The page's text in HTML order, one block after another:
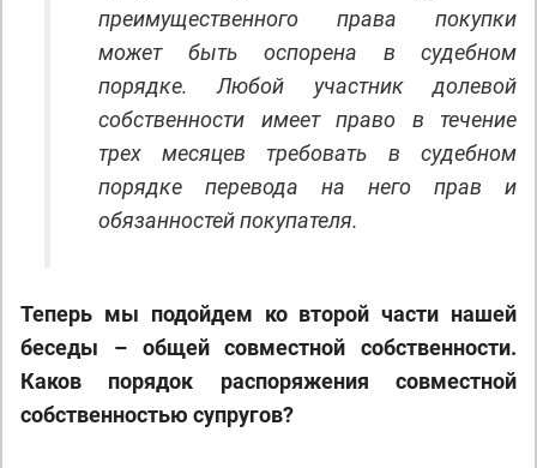
преимущественного права покупки
может быть оспорена в судебном
порядке. Любой участник долевой
собственности имеет право в течение
трех месяцев требовать в судебном
порядке перевода на него прав и
обязанностей покупателя.
Теперь мы подойдем ко второй части нашей
беседы – общей совместной собственности.
Каков порядок распоряжения совместной
собственностью супругов?